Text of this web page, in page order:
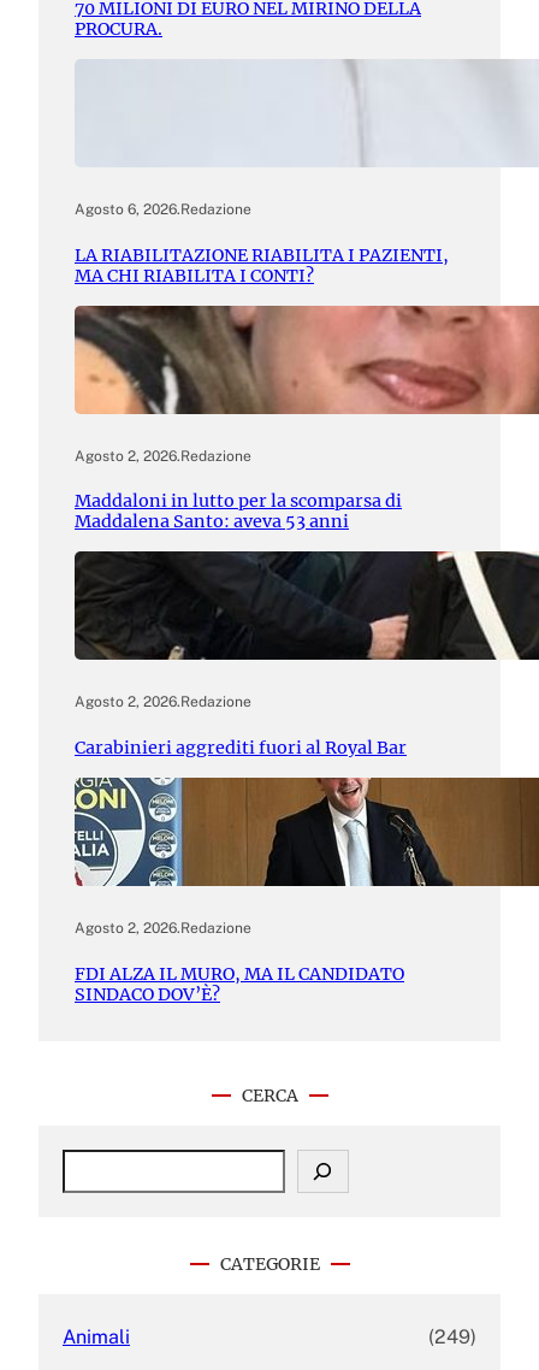
70 MILIONI DI EURO NEL MIRINO DELLA
PROCURA.
Agosto 6, 2026.Redazione
LA RIABILITAZIONE RIABILITA I PAZIENTI,
MA CHI RIABILITA I CONTI?
Agosto 2, 2026.Redazione
Maddaloni in lutto per la scomparsa di
Maddalena Santo: aveva 53 anni
Agosto 2, 2026.Redazione
Carabinieri aggrediti fuori al Royal Bar
Agosto 2, 2026.Redazione
FDI ALZA IL MURO, MA IL CANDIDATO
SINDACO DOV’È?
CERCA
S
CATEGORIE
Animali (249)